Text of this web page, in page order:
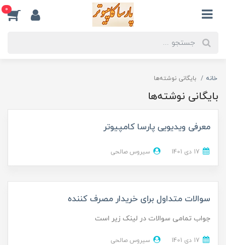
0
خانه بایگانی نوشته‌ها
بایگانی نوشته‌ها
معرفی ویدیویی پارسا کامپیوتر
سیروس صالحی
سوالات متداول برای خریدار مصرف کننده
جواب تمامی سوالات در لینک زیر است
سیروس صالحی